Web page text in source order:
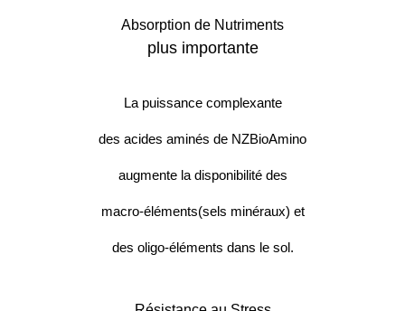
Absorption de Nutriments
plus importante
La puissance complexante
des acides aminés de NZBioAmino
augmente la disponibilité des
macro-éléments(sels minéraux) et
des oligo-éléments dans le sol.